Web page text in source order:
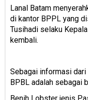
Lanal Batam
di kantor BPPL yang
Tusihadi selaku
kembali.
Sebagai informasi
BPBL adalah sebagai